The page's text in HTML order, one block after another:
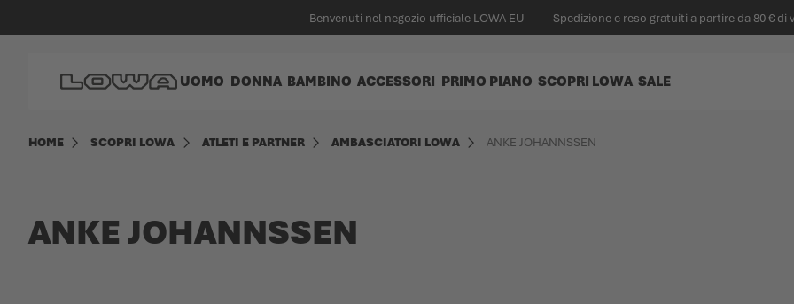
Benvenuti nel negozio ufficiale LOWA EU Spedizione e reso gratuiti a partire da 80 € di
UOMO DONNA BAMBINO ACCESSORI PRIMO PIANO SCOPRI LOWA SALE
HOME SCOPRI LOWA ATLETI E PARTNER AMBASCIATORI LOWA ANKE JOHANNSSEN
ANKE JOHANNSSEN